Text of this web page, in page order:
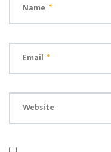
Name *
Email *
Website